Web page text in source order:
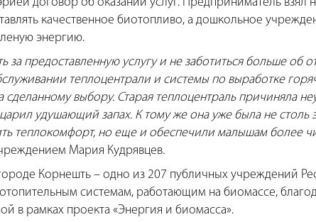
качественное биотопливо, а дошкольное
энергию.
за предоставленную услугу и не заботиться больше об
теплоцентрали и системы по выработке
сделанному выбору. Старая теплоцентраль причиняла
удушающий запах. К тому же она уже была не столь
теплокомфорт, но еще и обеспечили малышам более
Мария Кудрявцев.
Корнешть – одно из 207 публичных учреждений
системам, работающим на биомассе,
в рамках проекта «Энергия и биомасса».